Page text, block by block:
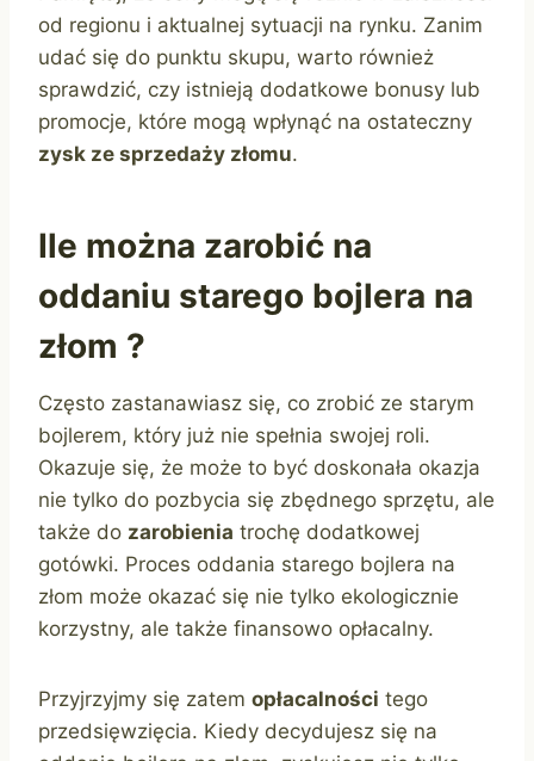
od regionu i aktualnej sytuacji na rynku. Zanim
udać się do punktu skupu, warto również
sprawdzić, czy istnieją dodatkowe bonusy lub
promocje, które mogą wpłynąć na ostateczny
zysk ze sprzedaży złomu.
Ile można zarobić na
oddaniu starego bojlera na
złom ?
Często zastanawiasz się, co zrobić ze starym
bojlerem, który już nie spełnia swojej roli.
Okazuje się, że może to być doskonała okazja
nie tylko do pozbycia się zbędnego sprzętu, ale
także do zarobienia trochę dodatkowej
gotówki. Proces oddania starego bojlera na
złom może okazać się nie tylko ekologicznie
korzystny, ale także finansowo opłacalny.
Przyjrzyjmy się zatem opłacalności tego
przedsięwzięcia. Kiedy decydujesz się na